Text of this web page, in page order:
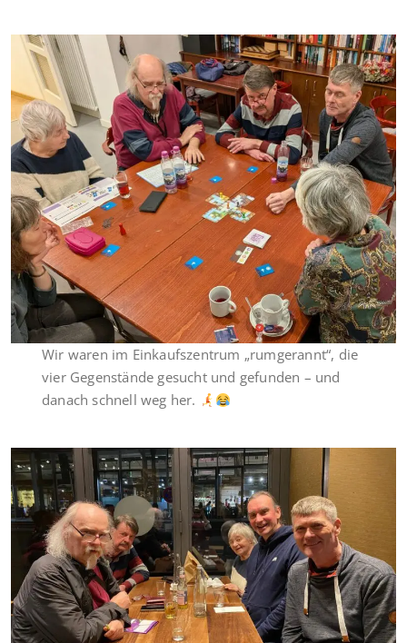
Wir waren im Einkaufszentrum „rumgerannt“, die
vier Gegenstände gesucht und gefunden – und
danach schnell weg her.